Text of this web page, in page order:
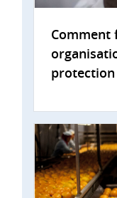
Comment
protection